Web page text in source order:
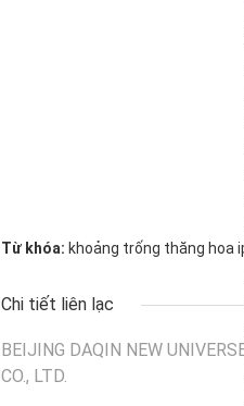
Từ khóa: khoảng trống thăng hoa
Chi tiết liên lạc
BEIJING DAQIN NEW
CO., LTD.